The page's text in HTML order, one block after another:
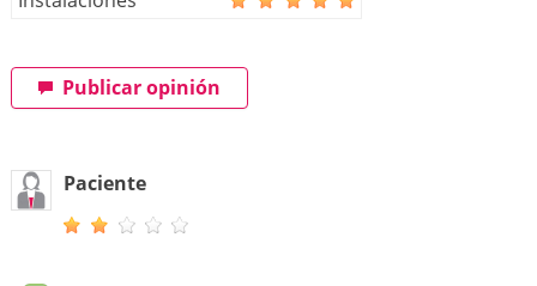
Publicar opinión
Paciente